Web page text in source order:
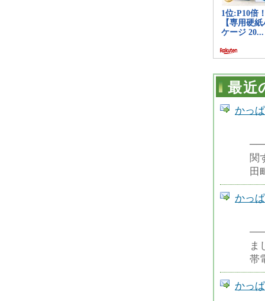
最近
かっ
関
田
かっ
ま
帯
かっ